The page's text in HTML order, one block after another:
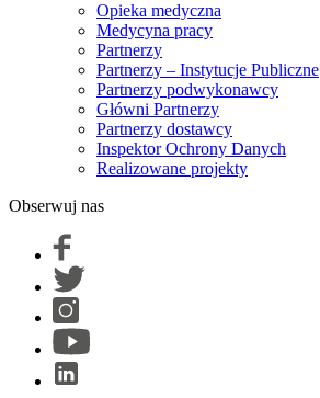
Opieka medyczna
Medycyna pracy
Partnerzy
Partnerzy – Instytucje Publiczne
Partnerzy podwykonawcy
Główni Partnerzy
Partnerzy dostawcy
Inspektor Ochrony Danych
Realizowane projekty
Obserwuj nas